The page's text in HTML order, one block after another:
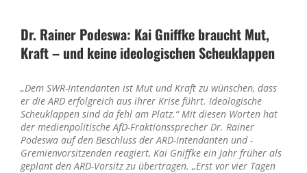
Dr. Rainer Podeswa: Kai Gniffke braucht Mut,
Kraft – und keine ideologischen Scheuklappen
„Dem SWR-Intendanten ist Mut und Kraft zu wünschen, dass
er die ARD erfolgreich aus ihrer Krise führt. Ideologische
Scheuklappen sind da fehl am Platz.“ Mit diesen Worten hat
der medienpolitische AfD-Fraktionssprecher Dr. Rainer
Podeswa auf den Beschluss der ARD-Intendanten und -
Gremienvorsitzenden reagiert, Kai Gniffke ein Jahr früher als
geplant den ARD-Vorsitz zu übertragen. „Erst vor vier Tagen